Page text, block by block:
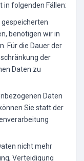
in folgenden Fällen:
gespeicherten
benötigen wir in
Für die Dauer der
der
Daten zu
Daten
Sie statt der
nicht mehr
Verteidigung